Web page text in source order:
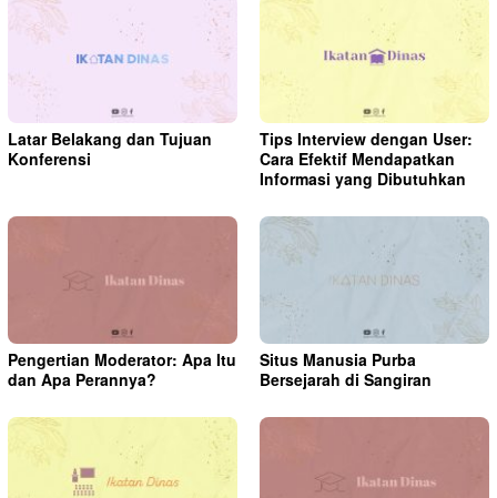
Latar Belakang dan Tujuan
Konferensi
Tips Interview dengan User:
Cara Efektif Mendapatkan
Informasi yang Dibutuhkan
Pengertian Moderator: Apa Itu
dan Apa Perannya?
Situs Manusia Purba
Bersejarah di Sangiran